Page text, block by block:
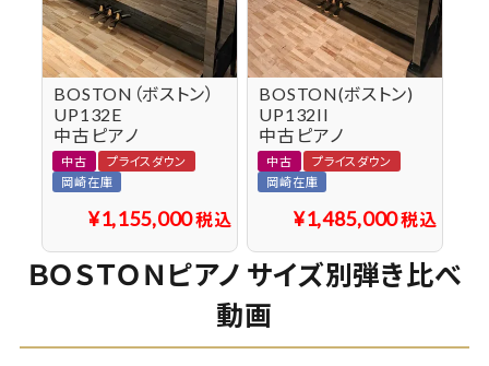
BOSTON（ボストン）
UP132E
中古ピアノ
中古
プライスダウン
岡崎在庫
¥1,155,000税込
BOSTON(ボストン)
UP132II
中古ピアノ
中古
プライスダウン
岡崎在庫
¥1,485,000税込
ＢＯＳＴＯＮピアノ サイズ別弾き比べ
動画